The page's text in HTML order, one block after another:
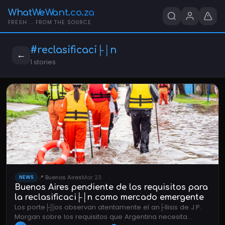
WhatWeWant.co.za
FRESH ... FROM THE SOURCE
← #reclasificaci├│n
1 stories
NEWS 📍 Buenos AiresMar 23
Buenos Aires pendiente de los requisitos para
la reclasificaci├│n como mercado emergente
Los porte├▒os observan atentamente el an├ílisis de J.P.
Morgan sobre los requisitos que Argentina necesita